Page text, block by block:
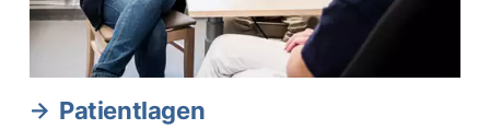
Patientlagen